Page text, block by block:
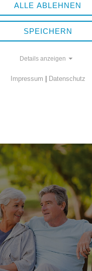
INFORMATIONEN
ALLE ABLEHNEN
SPEICHERN
Details anzeigen
Impressum Datenschutz